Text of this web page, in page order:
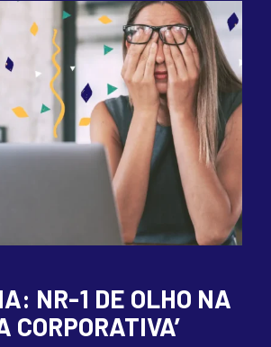
NR-1 DE OLHO NA
CORPORATIVA’